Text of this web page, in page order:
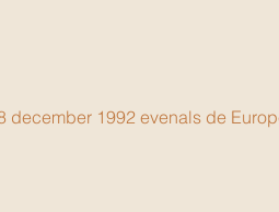
1992 evenals de